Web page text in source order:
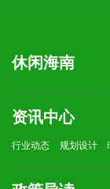
休闲海南
资讯中心
行业动态 规划设计